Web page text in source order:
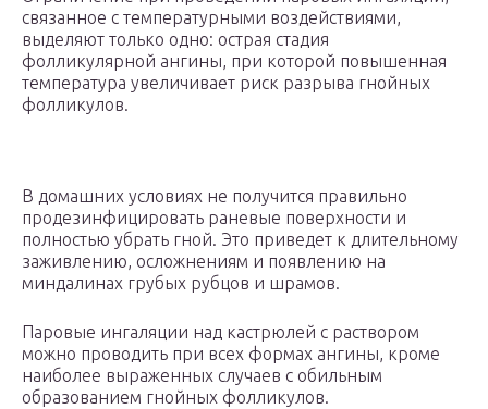
связанное с температурными воздействиями,
выделяют только одно: острая стадия
фолликулярной ангины, при которой повышенная
температура увеличивает риск разрыва гнойных
фолликулов.
В домашних условиях не получится правильно
продезинфицировать раневые поверхности и
полностью убрать гной. Это приведет к длительному
заживлению, осложнениям и появлению на
миндалинах грубых рубцов и шрамов.
Паровые ингаляции над кастрюлей с раствором
можно проводить при всех формах ангины, кроме
наиболее выраженных случаев с обильным
образованием гнойных фолликулов.